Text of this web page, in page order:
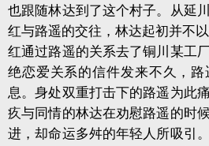
也跟随林达到了这个村子。从延
红与路遥的交往，林达起初并不以
红通过路遥的关系去了铜川某工
绝恋爱关系的信件发来不久，
息。身处双重打击下的路遥为此
疚与同情的林达在劝慰路遥的时
进，却命运多舛的年轻人所吸引